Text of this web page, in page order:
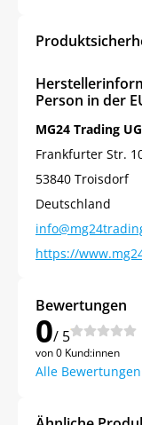
Person in der
MG24 Trading
Frankfurter Str.
53840 Troisdorf
Deutschland
https://
Bewertungen
0/ 5
von 0 Kund:innen
Alle